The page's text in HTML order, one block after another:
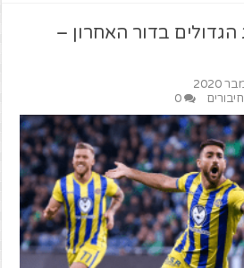
הגדולים בדור האחרון –
0